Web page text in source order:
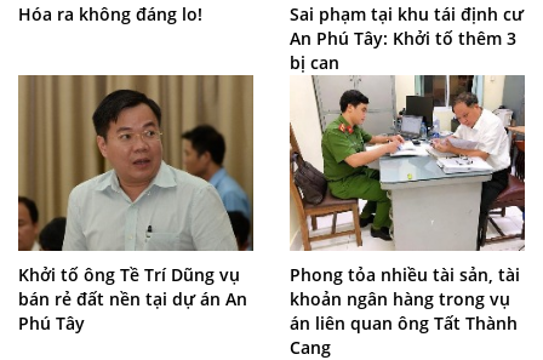
Hóa ra không đáng lo!
Sai phạm tại khu tái định cư
An Phú Tây: Khởi tố thêm 3
bị can
Khởi tố ông Tề Trí Dũng vụ
bán rẻ đất nền tại dự án An
Phú Tây
Phong tỏa nhiều tài sản, tài
khoản ngân hàng trong vụ
án liên quan ông Tất Thành
Cang